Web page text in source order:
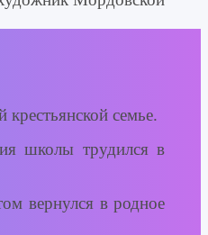
семье.
школы трудился в
вернулся в родное